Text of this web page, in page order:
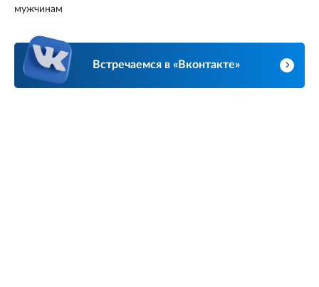
мужчинам
Встречаемся в «Вконтакте»